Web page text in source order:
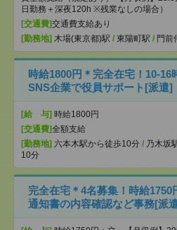
日勤務＋深夜120h ※残業なしの場合）
[交通費]交通費支給あり
[勤務地] 木場(東京都)駅 / 東陽町駅 / 門前
時給1800円＊完全在宅！10-16
SNS企業で役員サポート[派遣]
[給 与] 時給1800円
[交通費]全額支給
[勤務地] 六本木駅から徒歩10分 / 乃木坂
10分
完全在宅＊4名募集！時給
通知書の内容確認など事務[派